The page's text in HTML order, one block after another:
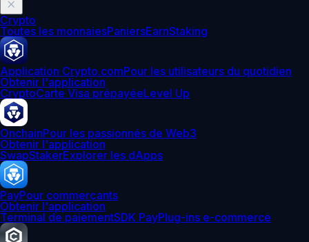
Crypto
Toutes les monnaiesPaniersEarnStaking
Application Crypto.comPour les utilisateurs du quotidien
Obtenir l'application
CryptoCarte Visa prépayéeLevel Up
OnchainPour les passionnés de Web3
Obtenir l'application
SwapStakerExplorer les dApps
PayPour commerçants
Obtenir l'application
Terminal de paiementSDK PayPlug-ins e-commerce